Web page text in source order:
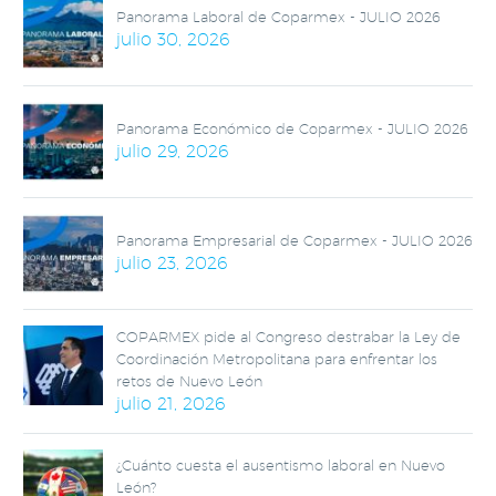
Panorama Laboral de Coparmex - JULIO 2026
julio 30, 2026
Panorama Económico de Coparmex - JULIO 2026
julio 29, 2026
Panorama Empresarial de Coparmex - JULIO 2026
julio 23, 2026
COPARMEX pide al Congreso destrabar la Ley de
Coordinación Metropolitana para enfrentar los
retos de Nuevo León
julio 21, 2026
¿Cuánto cuesta el ausentismo laboral en Nuevo
León?